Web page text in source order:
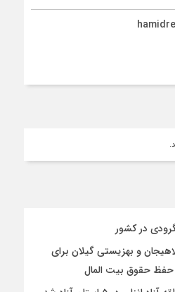
در کشور
و بهزیستی گیلان برای
حفظ حقوق بیت المال